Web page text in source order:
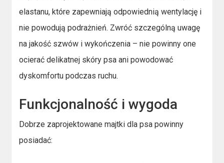
elastanu, które zapewniają odpowiednią wentylację i
nie powodują podrażnień. Zwróć szczególną uwagę
na jakość szwów i wykończenia – nie powinny one
ocierać delikatnej skóry psa ani powodować
dyskomfortu podczas ruchu.
Funkcjonalność i wygoda
Dobrze zaprojektowane majtki dla psa powinny
posiadać: